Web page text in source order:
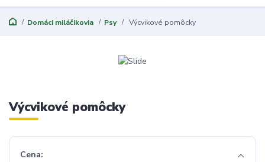
Domáci miláčikovia Psy Výcvikové pomôcky
Výcvikové pomôcky
Cena: